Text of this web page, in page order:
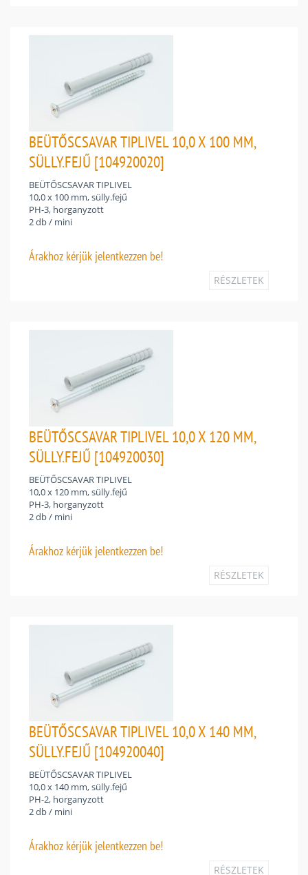
BEÜTŐSCSAVAR TIPLIVEL 10,0 X 100 MM,
SÜLLY.FEJŰ [104920020]
BEÜTŐSCSAVAR TIPLIVEL
10,0 x 100 mm, sülly.fejű
PH-3, horganyzott
2 db / mini
Árakhoz kérjük jelentkezzen be!
RÉSZLETEK
BEÜTŐSCSAVAR TIPLIVEL 10,0 X 120 MM,
SÜLLY.FEJŰ [104920030]
BEÜTŐSCSAVAR TIPLIVEL
10,0 x 120 mm, sülly.fejű
PH-3, horganyzott
2 db / mini
Árakhoz kérjük jelentkezzen be!
RÉSZLETEK
BEÜTŐSCSAVAR TIPLIVEL 10,0 X 140 MM,
SÜLLY.FEJŰ [104920040]
BEÜTŐSCSAVAR TIPLIVEL
10,0 x 140 mm, sülly.fejű
PH-2, horganyzott
2 db / mini
Árakhoz kérjük jelentkezzen be!
RÉSZLETEK